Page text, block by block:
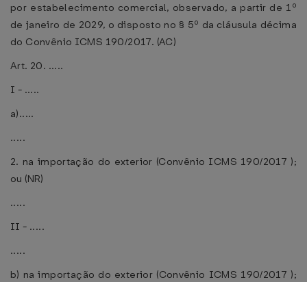
por estabelecimento comercial, observado, a partir de 1º
de janeiro de 2029, o disposto no § 5º da cláusula décima
do Convênio ICMS 190/2017. (AC)
Art. 20. .....
I - .....
a).....
.....
2. na importação do exterior (Convênio ICMS 190/2017 );
ou (NR)
.....
II - .....
.....
b) na importação do exterior (Convênio ICMS 190/2017 );